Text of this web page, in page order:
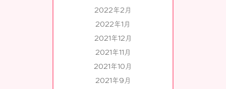
2022年2月
2022年1月
2021年12月
2021年11月
2021年10月
2021年9月